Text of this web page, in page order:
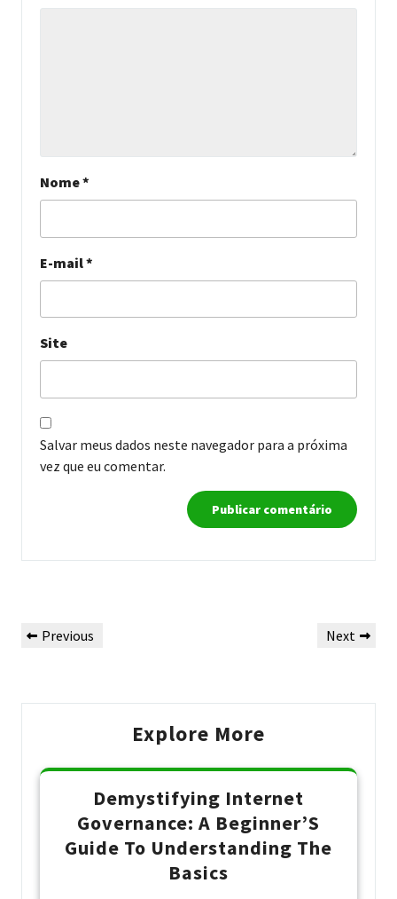
Nome*
E-mail*
Site
Salvar meus dados neste navegador para a próxima
vez que eu comentar.
de
Previous
Previous
Next
Next
Explore More
Demystifying Internet
Governance: A Beginner’S
Guide To Understanding The
Basics